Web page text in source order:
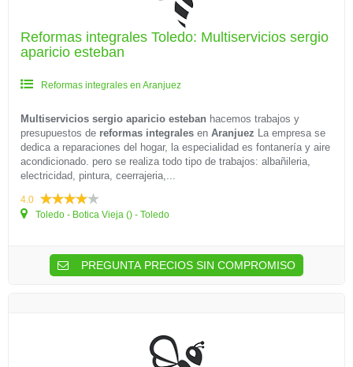
Reformas integrales Toledo: Multiservicios sergio
aparicio esteban
Reformas integrales en Aranjuez
Multiservicios sergio aparicio esteban hacemos trabajos y
presupuestos de reformas integrales en Aranjuez La empresa se
dedica a reparaciones del hogar, la especialidad es fontanería y aire
acondicionado. pero se realiza todo tipo de trabajos: albañileria,
electricidad, pintura, ceerrajeria,...
4.0
Toledo - Botica Vieja () - Toledo
PREGUNTA PRECIOS SIN COMPROMISO